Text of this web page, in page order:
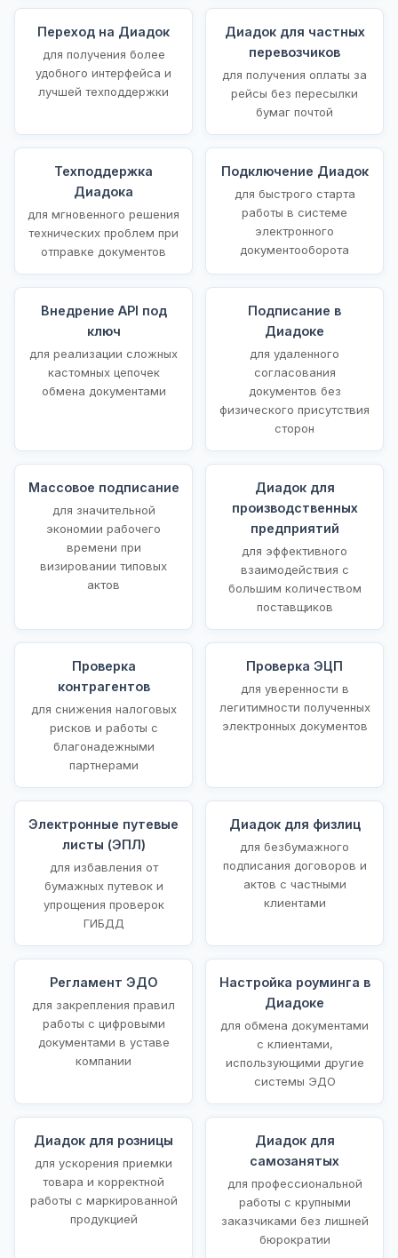
Переход на Диадок
для получения более
удобного интерфейса и
лучшей техподдержки
Диадок для частных
перевозчиков
для получения оплаты за
рейсы без пересылки
бумаг почтой
Техподдержка
Диадока
для мгновенного решения
технических проблем при
отправке документов
Подключение Диадок
для быстрого старта
работы в системе
электронного
документооборота
Внедрение API под
ключ
для реализации сложных
кастомных цепочек
обмена документами
Подписание в
Диадоке
для удаленного
согласования
документов без
физического присутствия
сторон
Массовое подписание
для значительной
экономии рабочего
времени при
визировании типовых
актов
Диадок для
производственных
предприятий
для эффективного
взаимодействия с
большим количеством
поставщиков
Проверка
контрагентов
для снижения налоговых
рисков и работы с
благонадежными
партнерами
Проверка ЭЦП
для уверенности в
легитимности полученных
электронных документов
Электронные путевые
листы (ЭПЛ)
для избавления от
бумажных путевок и
упрощения проверок
ГИБДД
Диадок для физлиц
для безбумажного
подписания договоров и
актов с частными
клиентами
Регламент ЭДО
для закрепления правил
работы с цифровыми
документами в уставе
компании
Настройка роуминга в
Диадоке
для обмена документами
с клиентами,
использующими другие
системы ЭДО
Диадок для розницы
для ускорения приемки
товара и корректной
работы с маркированной
продукцией
Диадок для
самозанятых
для профессиональной
работы с крупными
заказчиками без лишней
бюрократии